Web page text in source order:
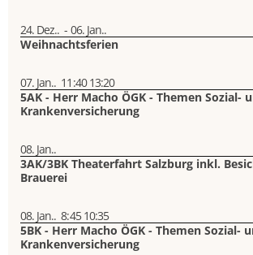
24. Dez.. - 06. Jan..
Weihnachtsferien
07. Jan.. 11:4013:20
5AK - Herr Macho ÖGK - Themen Sozial-
Krankenversicherung
08. Jan..
3AK/3BK Theaterfahrt Salzburg inkl.
Brauerei
08. Jan.. 8:4510:35
5BK - Herr Macho ÖGK - Themen Sozial-
Krankenversicherung